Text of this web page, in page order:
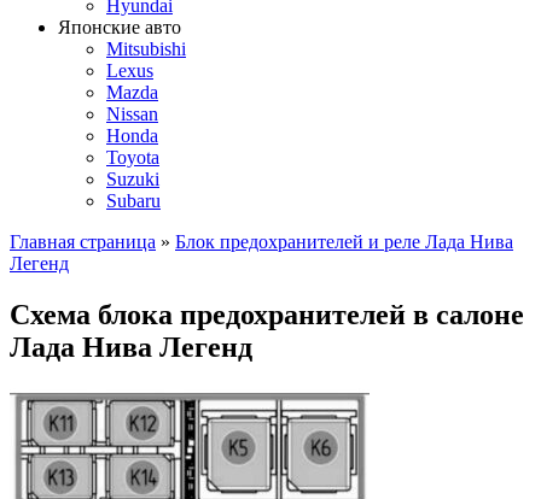
Hyundai
Японские авто
Mitsubishi
Lexus
Mazda
Nissan
Honda
Toyota
Suzuki
Subaru
Главная страница » Блок предохранителей и реле Лада Нива
Легенд
Схема блока предохранителей в салоне
Лада Нива Легенд